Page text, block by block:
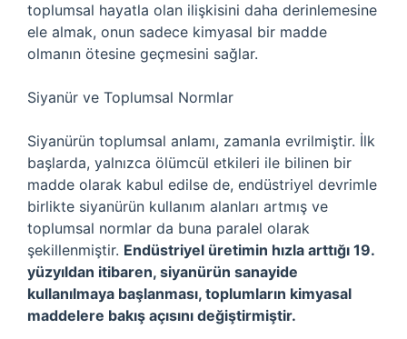
toplumsal hayatla olan ilişkisini daha derinlemesine
ele almak, onun sadece kimyasal bir madde
olmanın ötesine geçmesini sağlar.
Siyanür ve Toplumsal Normlar
Siyanürün toplumsal anlamı, zamanla evrilmiştir. İlk
başlarda, yalnızca ölümcül etkileri ile bilinen bir
madde olarak kabul edilse de, endüstriyel devrimle
birlikte siyanürün kullanım alanları artmış ve
toplumsal normlar da buna paralel olarak
şekillenmiştir. Endüstriyel üretimin hızla arttığı 19.
yüzyıldan itibaren, siyanürün sanayide
kullanılmaya başlanması, toplumların kimyasal
maddelere bakış açısını değiştirmiştir.